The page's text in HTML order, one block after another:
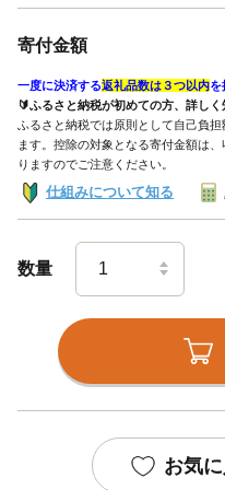
寄付金額
一度に決済する返礼品数は３つ以内を
🔰ふるさと納税が初めての方、詳し
ふるさと納税では原則として自己負
ます。控除の対象となる寄付金額は
りますのでご注意ください。
仕組みについて知る
数量
お気